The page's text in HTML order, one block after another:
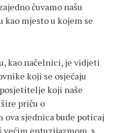
čuvamo našu
kao mjesto u kojem se
kao načelnici, je vidjeti
koji se osjećaju
koji naše
priču o
ova sjednica bude poticaj